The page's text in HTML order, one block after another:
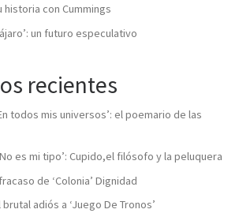
historia con Cummings
un futuro especulativo
recientes
todos mis universos’: el poemario de las
es mi tipo’: Cupido,el filósofo y la peluquera
de ‘Colonia’ Dignidad
adiós a ‘Juego De Tronos’